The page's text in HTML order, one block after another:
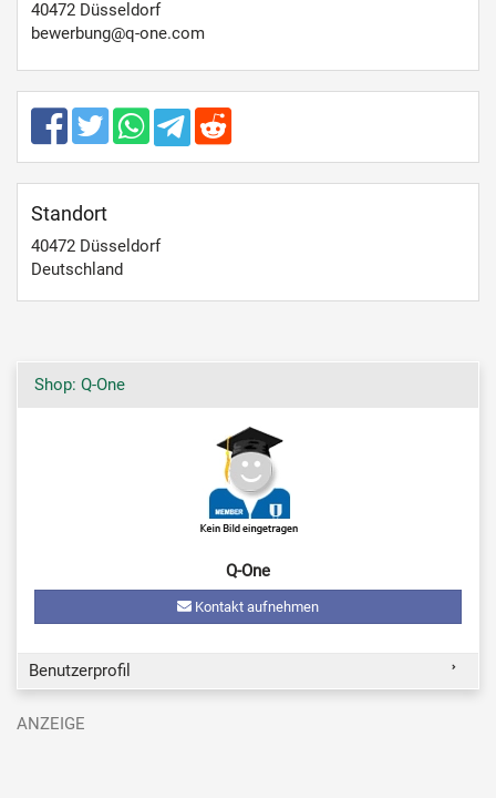
40472 Düsseldorf
bewerbung@q-one.com
Standort
40472 Düsseldorf
Deutschland
Shop: Q-One
Q-One
Kontakt aufnehmen
Benutzerprofil